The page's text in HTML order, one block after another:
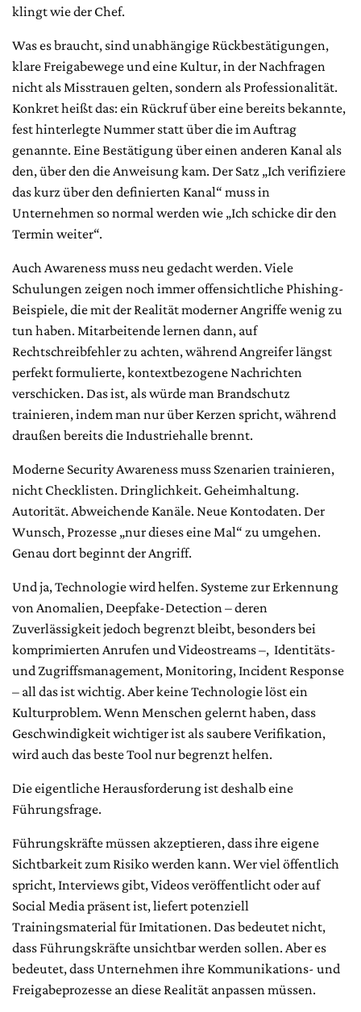
klingt wie der Chef.
Was es braucht, sind unabhängige Rückbestätigungen,
klare Freigabewege und eine Kultur, in der Nachfragen
nicht als Misstrauen gelten, sondern als Professionalität.
Konkret heißt das: ein Rückruf über eine bereits bekannte,
fest hinterlegte Nummer statt über die im Auftrag
genannte. Eine Bestätigung über einen anderen Kanal als
den, über den die Anweisung kam. Der Satz „Ich verifiziere
das kurz über den definierten Kanal“ muss in
Unternehmen so normal werden wie „Ich schicke dir den
Termin weiter“.
Auch Awareness muss neu gedacht werden. Viele
Schulungen zeigen noch immer offensichtliche Phishing-
Beispiele, die mit der Realität moderner Angriffe wenig zu
tun haben. Mitarbeitende lernen dann, auf
Rechtschreibfehler zu achten, während Angreifer längst
perfekt formulierte, kontextbezogene Nachrichten
verschicken. Das ist, als würde man Brandschutz
trainieren, indem man nur über Kerzen spricht, während
draußen bereits die Industriehalle brennt.
Moderne Security Awareness muss Szenarien trainieren,
nicht Checklisten. Dringlichkeit. Geheimhaltung.
Autorität. Abweichende Kanäle. Neue Kontodaten. Der
Wunsch, Prozesse „nur dieses eine Mal“ zu umgehen.
Genau dort beginnt der Angriff.
Und ja, Technologie wird helfen. Systeme zur Erkennung
von Anomalien, Deepfake-Detection – deren
Zuverlässigkeit jedoch begrenzt bleibt, besonders bei
komprimierten Anrufen und Videostreams –, Identitäts-
und Zugriffsmanagement, Monitoring, Incident Response
– all das ist wichtig. Aber keine Technologie löst ein
Kulturproblem. Wenn Menschen gelernt haben, dass
Geschwindigkeit wichtiger ist als saubere Verifikation,
wird auch das beste Tool nur begrenzt helfen.
Die eigentliche Herausforderung ist deshalb eine
Führungsfrage.
Führungskräfte müssen akzeptieren, dass ihre eigene
Sichtbarkeit zum Risiko werden kann. Wer viel öffentlich
spricht, Interviews gibt, Videos veröffentlicht oder auf
Social Media präsent ist, liefert potenziell
Trainingsmaterial für Imitationen. Das bedeutet nicht,
dass Führungskräfte unsichtbar werden sollen. Aber es
bedeutet, dass Unternehmen ihre Kommunikations- und
Freigabeprozesse an diese Realität anpassen müssen.